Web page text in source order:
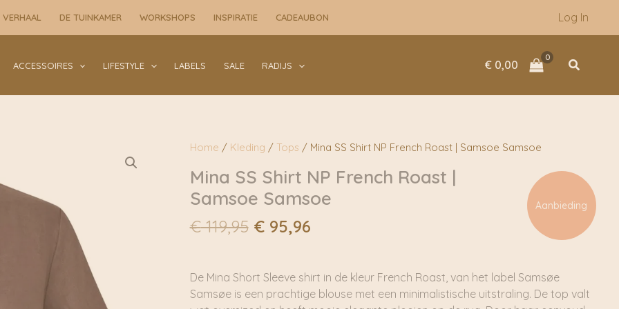
DE TUINKAMER WORKSHOPS INSPIRATIE CADEAUBON Log In
ACCESSOIRES LIFESTYLE LABELS SALE RADIJS € 0,00 Zoeken
Home / Kleding / Tops / Mina SS Shirt NP French Roast | Samsoe Samsoe
Aanbieding
Mina SS Shirt NP French Roast |
Samsoe Samsoe
€119,95 Oorspronkelijke
€ 119,95.
€95,96Huidige
€ 95,96.
De Mina Short Sleeve shirt in de kleur French Roast, van het label Samsøe
Samsøe is een prachtige blouse met een minimalistische uitstraling. De top valt